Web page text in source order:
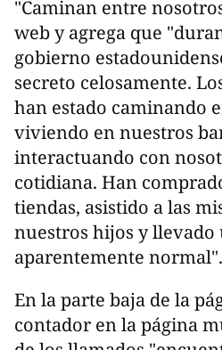
"Caminan entre
web y agrega que
gobierno
secreto celosamente.
han estado caminando
viviendo en nuestros
interactuando con
cotidiana. Han
tiendas, asistido a las
nuestros hijos y
aparentemente normal".
En la parte baja de la
contador en la página